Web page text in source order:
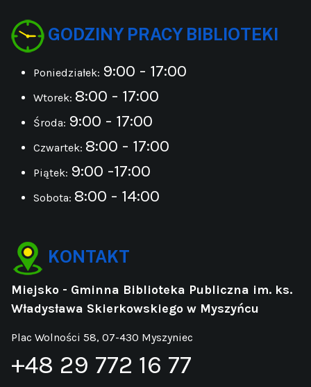
GODZINY PRACY BIBLIOTEKI
Poniedziałek: 9:00 - 17:00
Wtorek: 8:00 - 17:00
Środa: 9:00 - 17:00
Czwartek: 8:00 - 17:00
Piątek: 9:00 -17:00
Sobota: 8:00 - 14:00
KONTAKT
Miejsko - Gminna Biblioteka Publiczna im. ks.
Władysława Skierkowskiego w Myszyńcu
Plac Wolności 58, 07-430 Myszyniec
+48 29 772 16 77